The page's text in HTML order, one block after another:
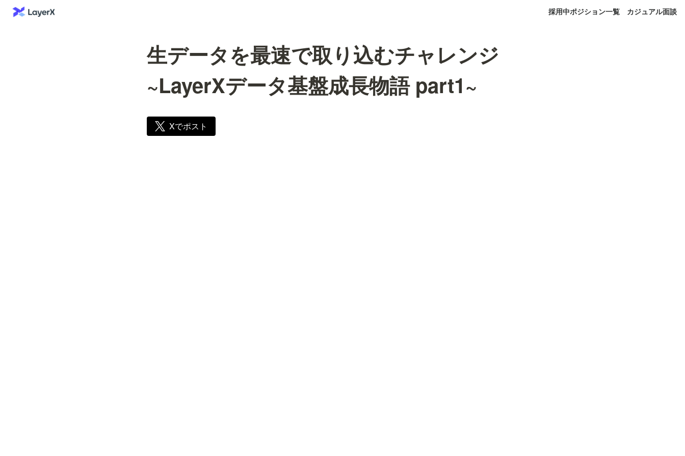
採用中ポジション一覧 カジュアル面談
生データを最速で取り込むチャレンジ
~LayerXデータ基盤成長物語 part1~
Xでポスト